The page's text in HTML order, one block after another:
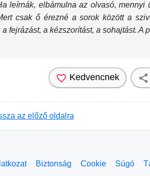
leírnák, elbámulna az olvasó, mennyi
csak ő érezné a sorok között a
fejrázást, a kézszorítást, a sohajtást. A
Kedvencnek
az előző oldalra
Biztonság Cookie Súgó